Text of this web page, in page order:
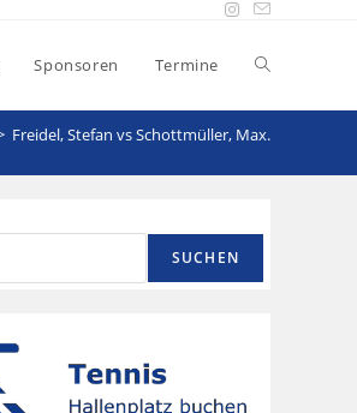
Sponsoren Termine
Freidel, Stefan vs Schottmüller, Max.
SUCHEN